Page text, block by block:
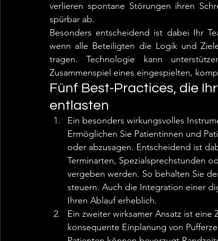
verlieren spontane Störungen ihren
spürbar ab.
Besonders entscheidend ist dabei Ihr
wenn alle Beteiligten die Logik und
tragen. Technologie kann
Zusammenspiel eines eingespielten,
Fünf Best-Practices, die
entlasten
Ein besonders wirkungsvolles
Ermöglichen Sie Patientinnen und
oder abzusagen. Entscheidend ist
Terminarten, Spezialsprechstunden
vergeben werden. So behalten Sie
steuern. Auch die Integration einer
Ihren Ablauf erheblich.
Ein zweiter wirksamer Ansatz ist
konsequente Einplanung von